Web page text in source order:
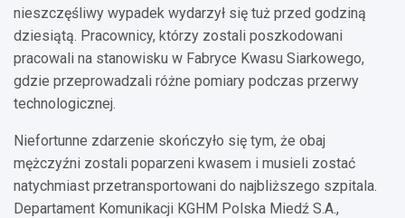
nieszczęśliwy wypadek wydarzył się tuż przed godziną
dziesiątą. Pracownicy, którzy zostali poszkodowani
pracowali na stanowisku w Fabryce Kwasu Siarkowego,
gdzie przeprowadzali różne pomiary podczas przerwy
technologicznej.
Niefortunne zdarzenie skończyło się tym, że obaj
mężczyźni zostali poparzeni kwasem i musieli zostać
natychmiast przetransportowani do najbliższego szpitala.
Departament Komunikacji KGHM Polska Miedź S.A.,